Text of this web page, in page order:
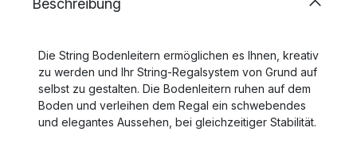
Beschreibung
Die String Bodenleitern ermöglichen es Ihnen, kreativ
zu werden und Ihr String-Regalsystem von Grund auf
selbst zu gestalten. Die Bodenleitern ruhen auf dem
Boden und verleihen dem Regal ein schwebendes
und elegantes Aussehen, bei gleichzeitiger Stabilität.